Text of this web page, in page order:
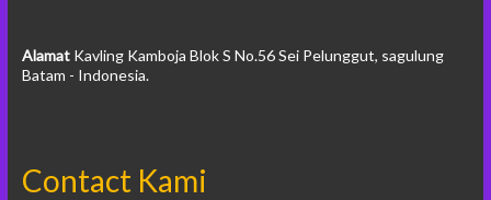
AlamatKavling Kamboja Blok S No.56 Sei Pelunggut, sagulung
Batam - Indonesia.
Contact Kami